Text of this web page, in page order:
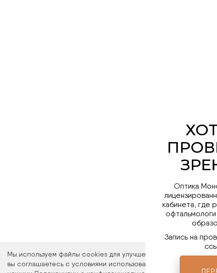
Мы используем файлы cookies для улучшения работы сайта.
вы соглашаетесь с условиями использования файлов cookies.
Оптика
кабинета, где
Запись на